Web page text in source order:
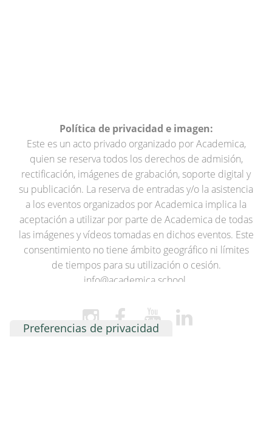
Política de privacidad e imagen:
Este es un acto privado organizado por Academica,
quien se reserva todos los derechos de admisión,
rectificación, imágenes de grabación, soporte digital y
su publicación. La reserva de entradas y/o la asistencia
a los eventos organizados por Academica implica la
aceptación a utilizar por parte de Academica de todas
las imágenes y vídeos tomadas en dichos eventos. Este
consentimiento no tiene ámbito geográfico ni límites
de tiempos para su utilización o cesión.
info@academica.school.
Headquarters